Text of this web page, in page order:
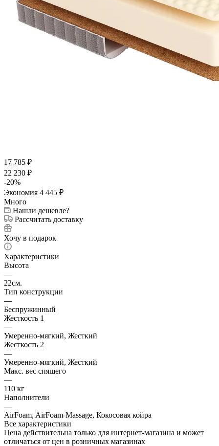
17 785 ₽
22 230 ₽
-20%
Экономия 4 445 ₽
Много
Нашли дешевле?
Рассчитать доставку
Хочу в подарок
Характеристики
Высота
—
22см.
Тип конструкции
—
Беспружинный
Жесткость 1
—
Умеренно-мягкий, Жесткий
Жесткость 2
—
Умеренно-мягкий, Жесткий
Макс. вес спящего
—
110 кг
Наполнители
—
AirFoam, AirFoam-Massage, Кокосовая койра
Все характеристики
Цена действительна только для интернет-магазина и может
отличаться от цен в розничных магазинах